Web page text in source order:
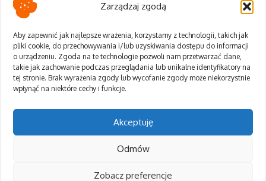
Zarządzaj zgodą
Aby zapewnić jak najlepsze wrażenia, korzystamy z technologii, takich jak
pliki cookie, do przechowywania i/lub uzyskiwania dostępu do informacji
o urządzeniu. Zgoda na te technologie pozwoli nam przetwarzać dane,
takie jak zachowanie podczas przeglądania lub unikalne identyfikatory na
tej stronie. Brak wyrażenia zgody lub wycofanie zgody może niekorzystnie
wpłynąć na niektóre cechy i funkcje.
Akceptuję
Odmów
Zobacz preferencje
Polityka Prywatności
Regulamin